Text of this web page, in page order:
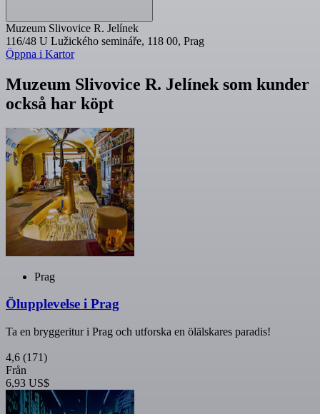
Muzeum Slivovice R. Jelínek
116/48 U Lužického semináře, 118 00, Prag
Öppna i Kartor
Muzeum Slivovice R. Jelínek som kunder
också har köpt
Prag
Ölupplevelse i Prag
Ta en bryggeritur i Prag och utforska en ölälskares paradis!
4,6 (171)
Från
6,93 US$